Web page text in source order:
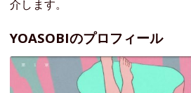
介します。
YOASOBIのプロフィール